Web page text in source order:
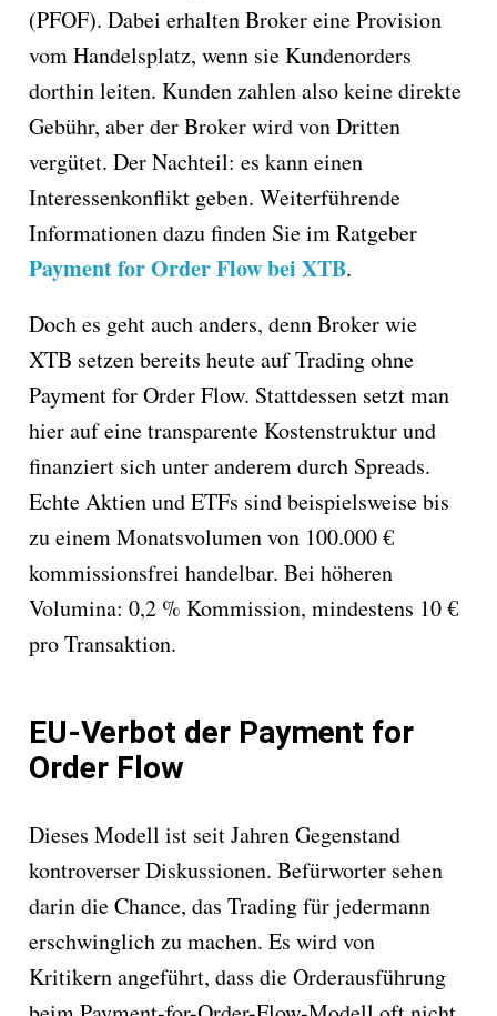
(PFOF). Dabei erhalten Broker eine Provision
vom Handelsplatz, wenn sie Kundenorders
dorthin leiten. Kunden zahlen also keine direkte
Gebühr, aber der Broker wird von Dritten
vergütet. Der Nachteil: es kann einen
Interessenkonflikt geben. Weiterführende
Informationen dazu finden Sie im Ratgeber
Payment for Order Flow bei XTB.
Doch es geht auch anders, denn Broker wie
XTB setzen bereits heute auf Trading ohne
Payment for Order Flow. Stattdessen setzt man
hier auf eine transparente Kostenstruktur und
finanziert sich unter anderem durch Spreads.
Echte Aktien und ETFs sind beispielsweise bis
zu einem Monatsvolumen von 100.000 €
kommissionsfrei handelbar. Bei höheren
Volumina: 0,2 % Kommission, mindestens 10 €
pro Transaktion.
EU-Verbot der Payment for
Order Flow
Dieses Modell ist seit Jahren Gegenstand
kontroverser Diskussionen. Befürworter sehen
darin die Chance, das Trading für jedermann
erschwinglich zu machen. Es wird von
Kritikern angeführt, dass die Orderausführung